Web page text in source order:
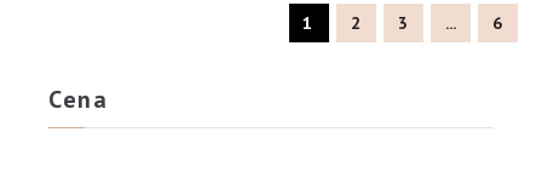
1 2 3 ... 6
Cena